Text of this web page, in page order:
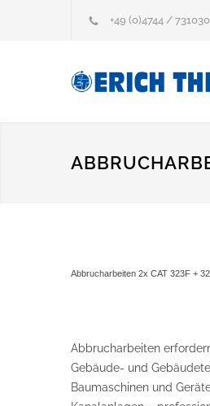
+49 (0)4744 /
Abbrucharbeiten 2x CAT 323F +
Abbrucharbeiten
Gebäude- und
Baumaschinen und